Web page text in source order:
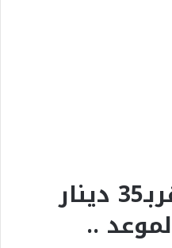
لحم الصّأن متوفربـ35 دينار
..